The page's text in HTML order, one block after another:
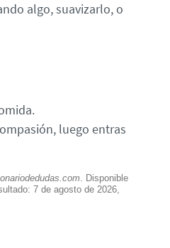
algo, suavizarlo, o
luego entras
. Disponible
7 de agosto de 2026,